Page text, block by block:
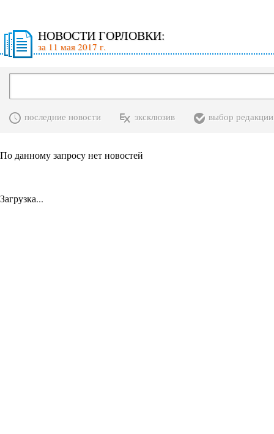
НОВОСТИ ГОРЛОВКИ:
за 11 мая 2017 г.
последние новости эксклюзив выбор редакции
По данному запросу нет новостей
Загрузка...